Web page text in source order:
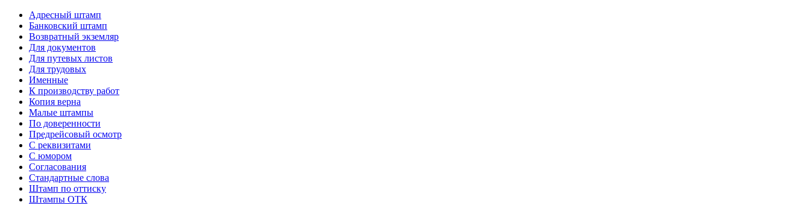
Адресный штамп
Банковский штамп
Возвратный экземляр
Для документов
Для путевых листов
Для трудовых
Именные
К производству работ
Копия верна
Малые штампы
По доверенности
Предрейсовый осмотр
С реквизитами
С юмором
Согласования
Стандартные слова
Штамп по оттиску
Штампы ОТК